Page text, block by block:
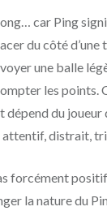
car Ping
du côté d’une
une balle
les points.
dépend du joueur
attentif, distrait,
forcément
la nature du